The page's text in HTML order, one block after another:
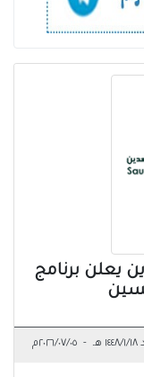
يعلن برنامج
- ٢٠٢٦/٠٧/٠٥م